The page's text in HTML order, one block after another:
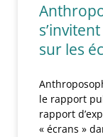
sur les
le rapport
rapport
« écrans »